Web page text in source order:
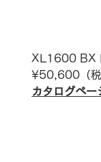
XL1600 BX
¥50,600 （
カタログペー